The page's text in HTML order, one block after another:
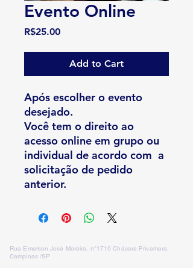
Evento Online
R$25.00Price
Add to Cart
Após escolher o evento
desejado.
Você tem o direito ao
acesso online em grupo ou
individual de acordo com a
solicitação de pedido
anterior.
Rua Emerson José Moreira, n°1710 Chácara Privamera,
Campinas /SP